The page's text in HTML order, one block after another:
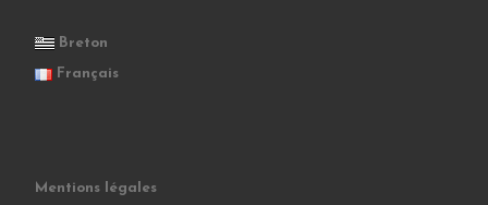
Breton
Français
Mentions légales